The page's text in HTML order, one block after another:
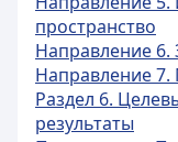
пространство
Направление
Направление
Раздел 6.
результаты